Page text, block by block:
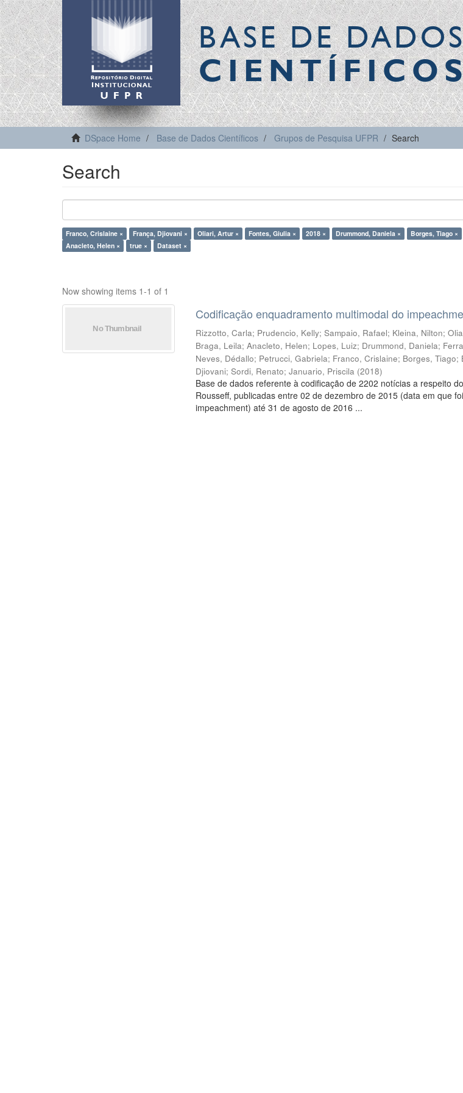
BASE DE
DSpace Home Base de Dados Científicos Grupos de Pesquisa UFPR Search
Search
Franco, Crislaine × França, Djiovani × Oliari, Artur × Fontes, Giulia × 2018 × Drummond, Daniela × Borges, Tiago ×
Anacleto, Helen ×
true × Dataset ×
Now showing items 1-1 of 1
Codificação enquadramento multimodal do
Rizzotto, Carla; Prudencio, Kelly;Sampaio, Rafael; Kleina, Nilton;
Braga, Leila;Anacleto, Helen; Lopes, Luiz; Drummond, Daniela;
Neves, Dédallo; Petrucci, Gabriela; Franco, Crislaine; Borges, Tiago;
Djiovani;Sordi, Renato;Januario, Priscila (2018)
Base de dados referente à codificação de 2202 notícias a respeito
Rousseff, publicadas entre 02 de dezembro de 2015 (data em que
impeachment) até 31 de agosto de 2016 ...